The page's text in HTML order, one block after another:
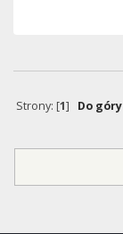
Strony: [1] Do góry